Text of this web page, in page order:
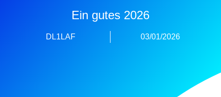
Ein gutes 2026
DL1LAF 03/01/2026